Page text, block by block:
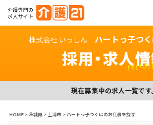
介護専門の
求人サイト
株式会社 いっしん ハートっ子つ
採用・求人
現在募集中の求人一覧です。
HOME>茨城県>土浦市>ハートっ子つくばのお仕事を探す